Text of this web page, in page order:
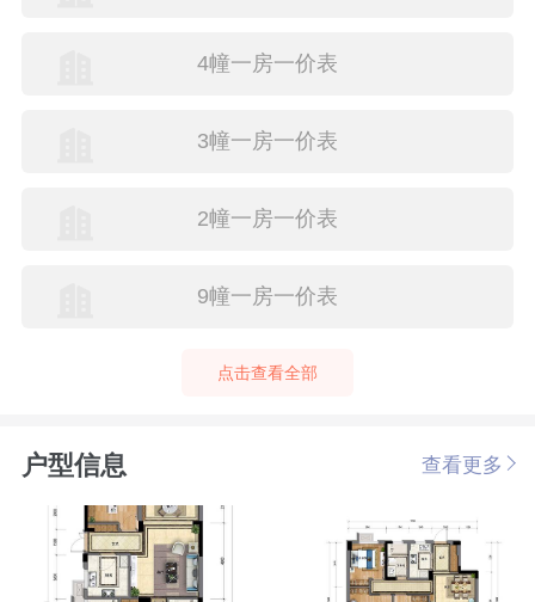
4幢一房一价表
3幢一房一价表
2幢一房一价表
9幢一房一价表
点击查看全部
户型信息 查看更多